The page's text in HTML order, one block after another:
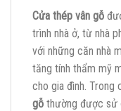
Cửa thép vân gỗ
trình nhà ở, từ nhà
với những căn nhà
tăng tính thẩm mỹ
cho gia đình. Trong
gỗ thường được sử